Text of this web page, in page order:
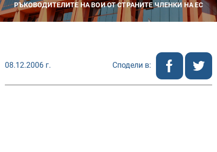
РЪКОВОДИТЕЛИТЕ НА ВОИ ОТ СТРАНИТЕ ЧЛЕНКИ НА ЕС
08.12.2006 г. Сподели в: